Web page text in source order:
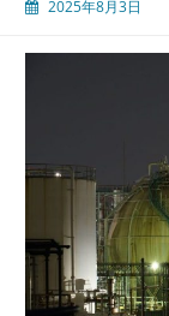
要
工
活
用
し
た
検
2025年8月3日